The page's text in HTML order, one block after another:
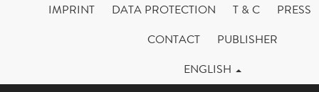
IMPRINT DATA PROTECTION T & C
PRESS
CONTACT
PUBLISHER
ENGLISH